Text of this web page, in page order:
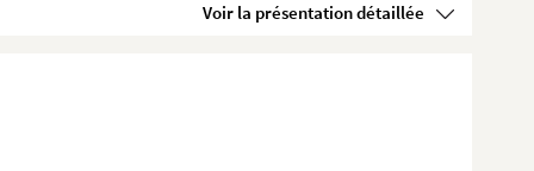
Voir la présentation détaillée